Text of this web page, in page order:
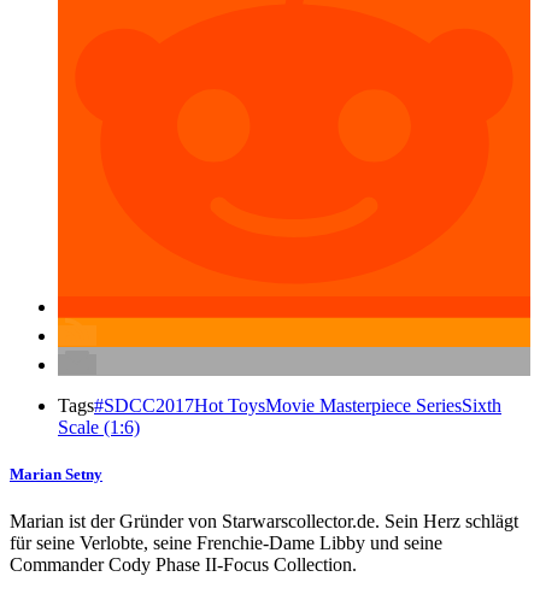
Tags#SDCC2017Hot ToysMovie Masterpiece SeriesSixth
Scale (1:6)
Marian Setny
Marian ist der Gründer von Starwarscollector.de. Sein Herz schlägt
für seine Verlobte, seine Frenchie-Dame Libby und seine
Commander Cody Phase II-Focus Collection.